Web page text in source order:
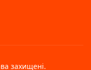
захищені.